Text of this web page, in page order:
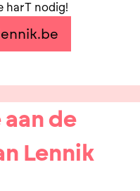
harT nodig!
de
Lennik